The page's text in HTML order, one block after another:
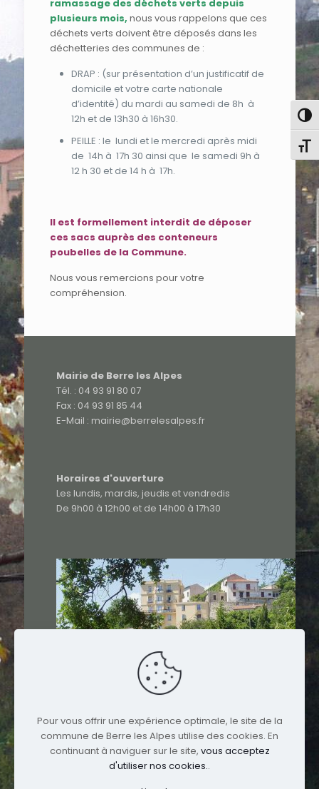
ramassage des déchets verts depuis
plusieurs mois, nous vous rappelons que ces
déchets verts doivent être déposés dans les
déchetteries des communes de :
DRAP : (sur présentation d’un justificatif de
domicile et votre carte nationale
d’identité) du mardi au samedi de 8h à
12h et de 13h30 à 16h30.
PEILLE : le lundi et le mercredi après midi
de 14h à 17h 30 ainsi que le samedi 9h à
12 h 30 et de 14 h à 17h.
Il est formellement interdit de déposer
ces sacs auprès des conteneurs
poubelles de la Commune.
Nous vous remercions pour votre
compréhension.
Mairie de Berre les Alpes
Tél. : 04 93 91 80 07
Fax : 04 93 91 85 44
E-Mail : mairie@berrelesalpes.fr
Horaires d'ouverture
Les lundis, mardis, jeudis et vendredis
De 9h00 à 12h00 et de 14h00 à 17h30
Pour vous offrir une expérience optimale, le site de la
commune de Berre les Alpes utilise des cookies. En
continuant à naviguer sur le site, vous acceptez
d'utiliser nos cookies..